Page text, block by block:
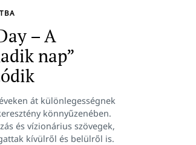
– A
nap”
át különlegességnek
könnyűzenében.
és vízionárius szövegek,
kívülről és belülről is.